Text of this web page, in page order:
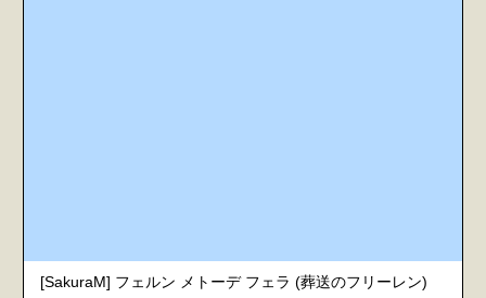
[SakuraM] フェルン メトーデ フェラ (葬送のフリーレン)